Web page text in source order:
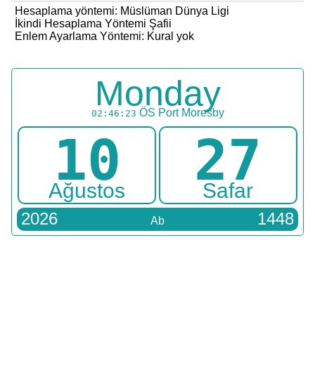
Hesaplama yöntemi: Müslüman Dünya Ligi
İkindi Hesaplama Yöntemi Şafii
Enlem Ayarlama Yöntemi: Kural yok
Monday
02:46:23 ÖS Port Moresby
10
Ağustos 27
Safar
2026 Ab 1448